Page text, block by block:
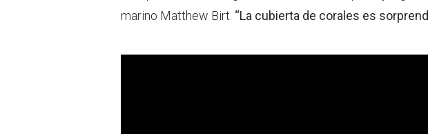
marino Matthew Birt. “La cubierta de corales es